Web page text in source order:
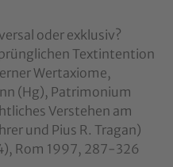
oder exklusiv?
Textintention
Wertaxiome,
(Hg), Patrimonium
Verstehen am
und Pius R. Tragan)
Rom 1997, 287-326